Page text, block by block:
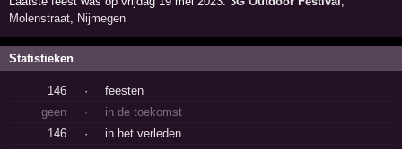
Molenstraat, Nijmegen
Statistieken
146 ·
feesten
geen
·
in de toekomst
146
·
in het verleden